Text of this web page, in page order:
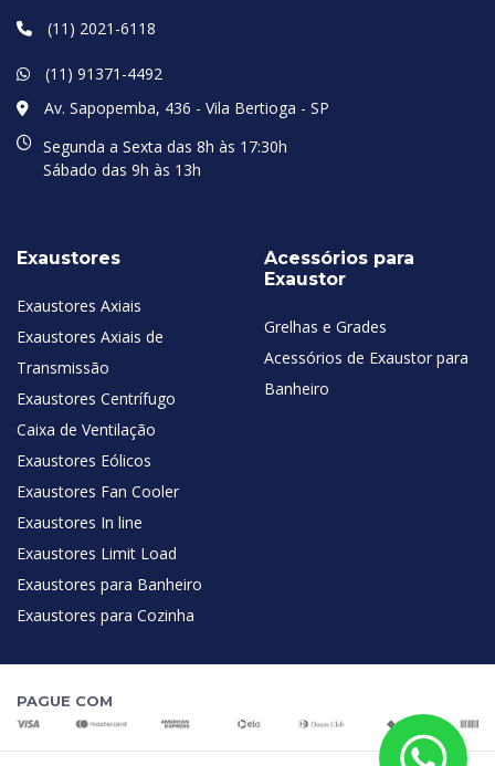
(11) 2021-6118
(11) 91371-4492
Av. Sapopemba, 436 - Vila Bertioga - SP
Segunda a Sexta das 8h às 17:30h
Sábado das 9h às 13h
Exaustores
Exaustores Axiais
Exaustores Axiais de
Transmissão
Exaustores Centrífugo
Caixa de Ventilação
Exaustores Eólicos
Exaustores Fan Cooler
Exaustores In line
Exaustores Limit Load
Exaustores para Banheiro
Exaustores para Cozinha
Acessórios para
Exaustor
Grelhas e Grades
Acessórios de Exaustor para
Banheiro
PAGUE COM